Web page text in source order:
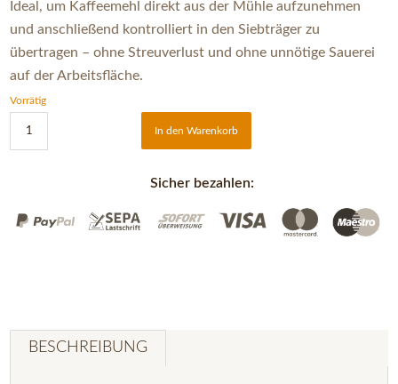
Ideal, um Kaffeemehl direkt aus der Mühle aufzunehmen
und anschließend kontrolliert in den Siebträger zu
übertragen – ohne Streuverlust und ohne unnötige Sauerei
auf der Arbeitsfläche.
Vorrätig
In den Warenkorb
Sicher bezahlen:
BESCHREIBUNG